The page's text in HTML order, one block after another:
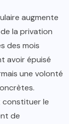
augmente
la privation
des mois
avoir épuisé
une volonté
le
de